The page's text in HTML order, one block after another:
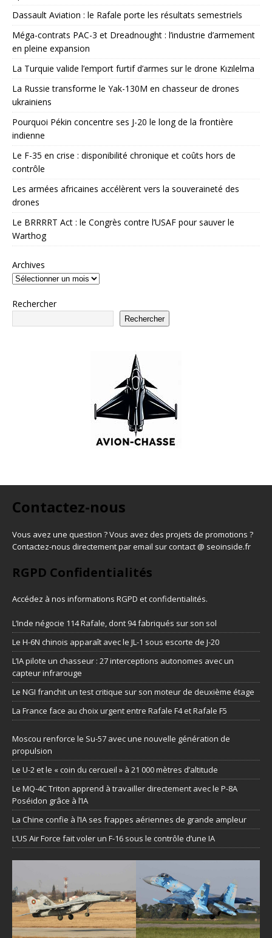
Dassault Aviation : le Rafale porte les résultats semestriels
Méga-contrats PAC-3 et Dreadnought : l’industrie d’armement
en pleine expansion
La Turquie valide l’emport furtif d’armes sur le drone Kızılelma
La Russie transforme le Yak-130M en chasseur de drones
ukrainiens
Pourquoi Pékin concentre ses J-20 le long de la frontière
indienne
Le F-35 en crise : disponibilité chronique et coûts hors de
contrôle
Les armées africaines accélèrent vers la souveraineté des
drones
Le BRRRRT Act : le Congrès contre l’USAF pour sauver le
Warthog
Archives
Rechercher
Rechercher
Contactez-nous
Vous avez une question ? Vous avez des projets de promotions ?
Contactez-nous directement par email sur contact @ seoinside.fr
RGPD Confidentialités
Accédez à nos informations RGPD et confidentialités.
L’Inde négocie 114 Rafale, dont 94 fabriqués sur son sol
Le H-6N chinois apparaît avec le JL-1 sous escorte de J-20
L’IA pilote un chasseur : 27 interceptions autonomes avec un
capteur infrarouge
Le NGI franchit un test critique sur son moteur de deuxième étage
La France face au choix urgent entre Rafale F4 et Rafale F5
Moscou renforce le Su-57 avec une nouvelle génération de
propulsion
Le U-2 et le « coin du cercueil » à 21 000 mètres d’altitude
Le MQ-4C Triton apprend à travailler directement avec le P-8A
Poséidon grâce à l’IA
La Chine confie à l’IA ses frappes aériennes de grande ampleur
L’US Air Force fait voler un F-16 sous le contrôle d’une IA